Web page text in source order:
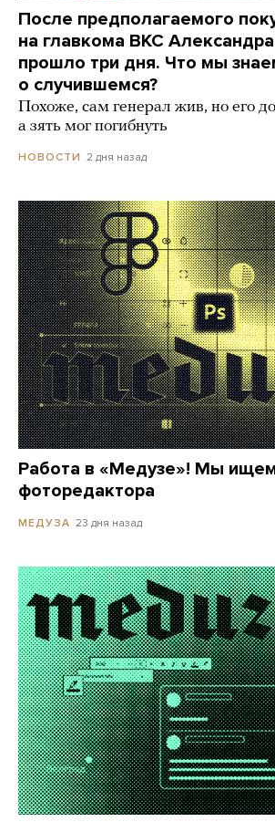
После предполагаемого
на главкома ВКС
прошло три дня. Что мы
о случившемся?
Похоже, сам генерал жив, но его
а зять мог погибнуть
НОВОСТИ 2 дня назад
Работа в «Медузе»! Мы
фоторедактора
МЕДУЗА 23 дня назад